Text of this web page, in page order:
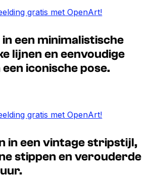
gratis met OpenArt!
een minimalistische
lijnen en eenvoudige
iconische pose.
gratis met OpenArt!
in een vintage stripstijl,
stippen en verouderde